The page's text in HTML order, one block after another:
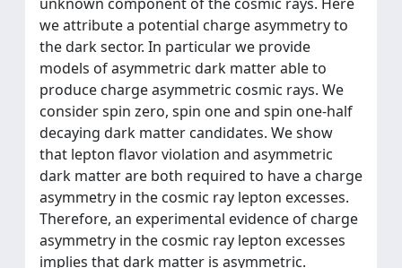
we attribute a potential charge asymmetry to
the dark sector. In particular we provide
models of asymmetric dark matter able to
produce charge asymmetric cosmic rays. We
consider spin zero, spin one and spin one-half
decaying dark matter candidates. We show
that lepton flavor violation and asymmetric
dark matter are both required to have a charge
asymmetry in the cosmic ray lepton excesses.
Therefore, an experimental evidence of charge
asymmetry in the cosmic ray lepton excesses
implies that dark matter is asymmetric.